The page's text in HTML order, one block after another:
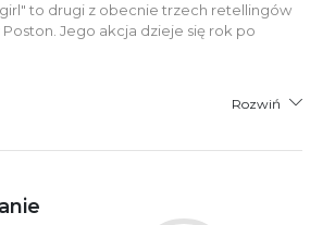
to drugi z obecnie trzech retellingów
Jego akcja dzieje się rok po
Rozwiń